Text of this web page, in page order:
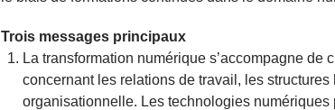
Trois messages principaux
La transformation numérique s’accompagne de
concernant les relations de travail, les structures
organisationnelle. Les technologies numériques